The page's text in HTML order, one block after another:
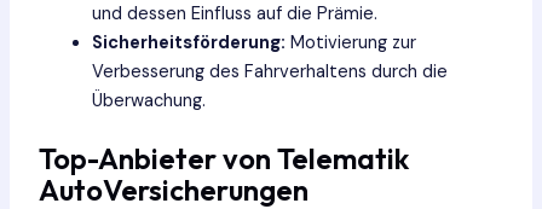
und dessen Einfluss auf die Prämie.
Sicherheitsförderung: Motivierung zur
Verbesserung des Fahrverhaltens durch die
Überwachung.
Top-Anbieter von Telematik
AutoVersicherungen